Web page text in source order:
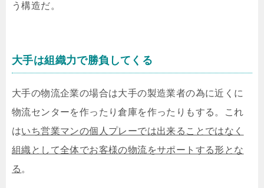
う構造だ。
大手は組織力で勝負してくる
大手の物流企業の場合は大手の製造業者の為に近くに
物流センターを作ったり倉庫を作ったりもする。これ
はいち営業マンの個人プレーでは出来ることではなく
組織として全体でお客様の物流をサポートする形とな
る 。